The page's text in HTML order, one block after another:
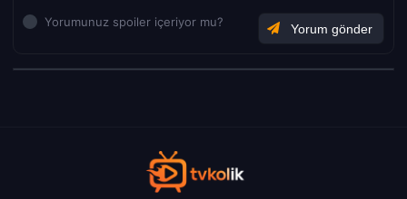
Yorumunuz spoiler içeriyor mu?